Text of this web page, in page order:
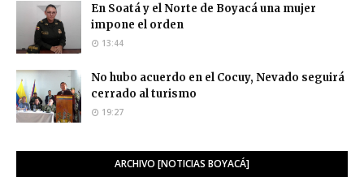
En Soatá y el Norte de Boyacá una mujer
impone el orden
13:44
No hubo acuerdo en el Cocuy, Nevado seguirá
cerrado al turismo
19:27
ARCHIVO [NOTICIAS BOYACÁ]